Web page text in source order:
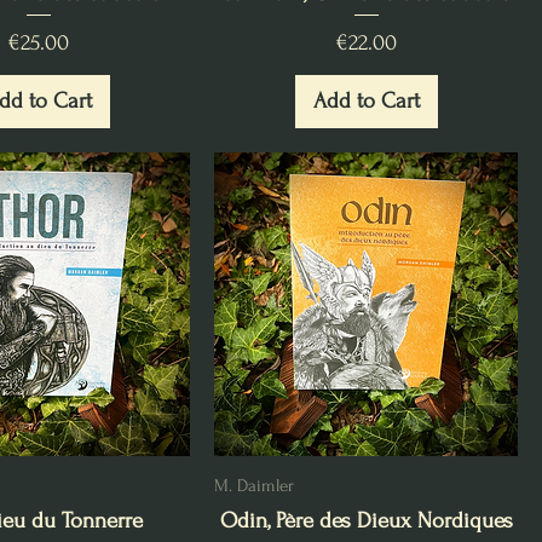
Price
€25.00
to Cart
Price
€22.00
Add to Cart
du Tonnerre
M. Daimler
Odin, Père des Dieux Nordiques